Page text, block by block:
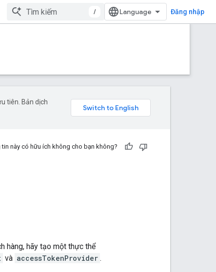
/ Đăng nhập
tiên. Bản dịch
tin này có hữu ích không cho bạn không?
hàng, hãy tạo một thực thể
và accessTokenProvider .